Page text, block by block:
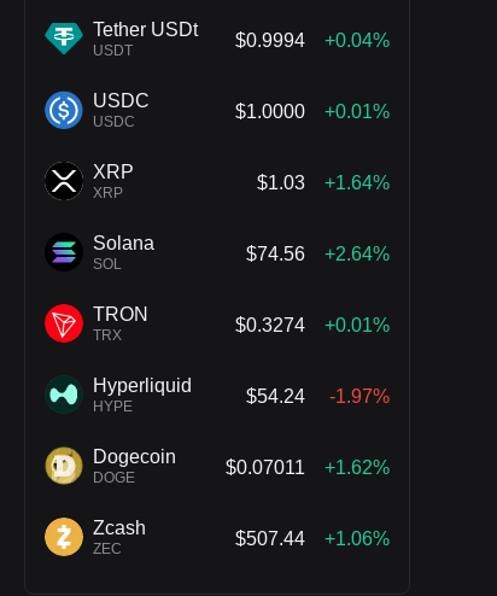
Tether USDt
USDT
$0.9994 +0.04%
USDC
USDC
$1.0000 +0.01%
XRP
XRP
$1.03 +1.64%
Solana
SOL
$74.56 +2.64%
TRON
TRX
$0.3274 +0.01%
Hyperliquid
HYPE
$54.24 -1.97%
Dogecoin
DOGE
$0.07011 +1.62%
Zcash
ZEC
$507.44 +1.06%